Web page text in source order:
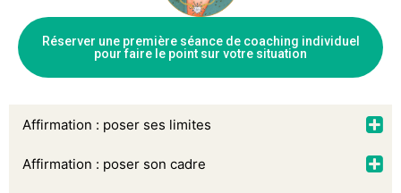
Réserver une première séance de coaching individuel
pour faire le point sur votre situation
Affirmation : poser ses limites
Affirmation : poser son cadre